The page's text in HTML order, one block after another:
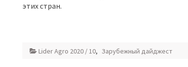
этих стран.
Lider Agro 2020 / 10, Зарубежный дайджест